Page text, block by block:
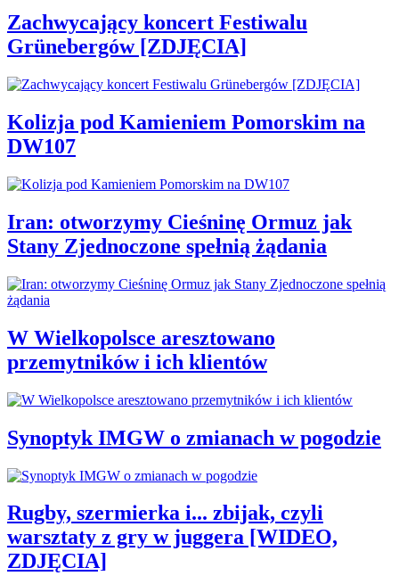
Zachwycający koncert Festiwalu
Grünebergów [ZDJĘCIA]
Kolizja pod Kamieniem Pomorskim na
DW107
Iran: otworzymy Cieśninę Ormuz jak
Stany Zjednoczone spełnią żądania
W Wielkopolsce aresztowano
przemytników i ich klientów
Synoptyk IMGW o zmianach w pogodzie
Rugby, szermierka i... zbijak, czyli
warsztaty z gry w juggera [WIDEO,
ZDJĘCIA]